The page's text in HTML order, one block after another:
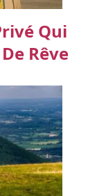
Qui
Rêve